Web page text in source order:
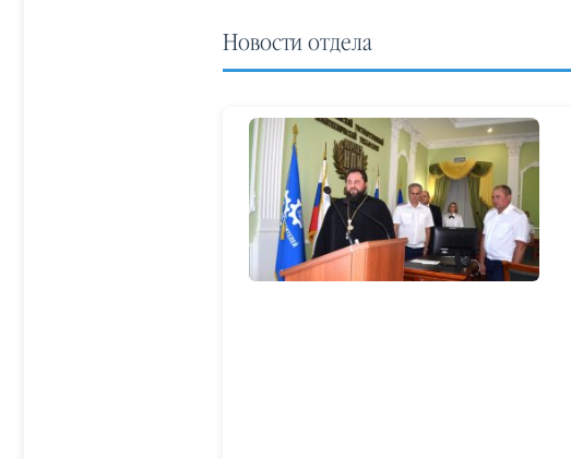
Новости отдела